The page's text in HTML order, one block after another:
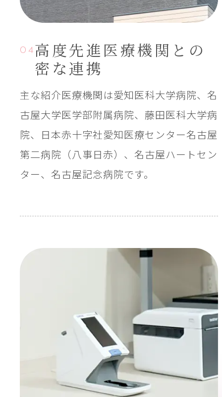
04 高度先進医療機関との
密な連携
主な紹介医療機関は愛知医科大学病院、名
古屋大学医学部附属病院、藤田医科大学病
院、日本赤十字社愛知医療センター名古屋
第二病院（八事日赤）、名古屋ハートセン
ター、名古屋記念病院です。